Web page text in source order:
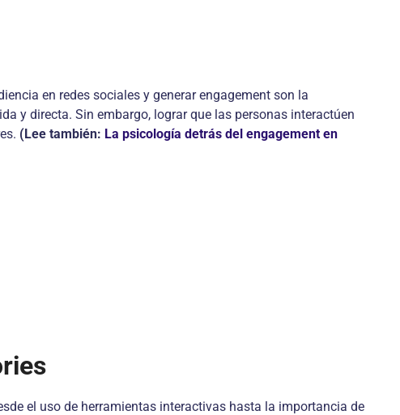
en redes sociales y generar engagement son la
y directa. Sin embargo, lograr que las personas interactúen
(Lee también: La psicología detrás del engagement en
el uso de herramientas interactivas hasta la importancia de